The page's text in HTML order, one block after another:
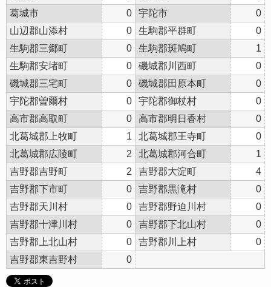
葛城市
0 宇陀市
0
山辺郡山添村
0 生駒郡平群町
0
生駒郡三郷町
0 生駒郡斑鳩町
1
生駒郡安堵町
0 磯城郡川西町
0
磯城郡三宅町
0 磯城郡田原本町
0
宇陀郡曽爾村
0 宇陀郡御杖村
0
高市郡高取町
0 高市郡明日香村
0
北葛城郡上牧町
1 北葛城郡王寺町
0
北葛城郡広陵町
2 北葛城郡河合町
1
吉野郡吉野町
2 吉野郡大淀町
4
吉野郡下市町
0 吉野郡黒滝村
0
吉野郡天川村
0 吉野郡野迫川村
0
吉野郡十津川村
0 吉野郡下北山村
0
吉野郡上北山村
0 吉野郡川上村
0
吉野郡東吉野村
0